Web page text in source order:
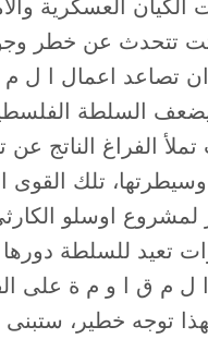
الكيان العسكرية
تتحدث عن خطر
تصاعد اعمال ا ل
السلطة
الفراغ الناتج عن
وسيطرتها، تلك القوى
لمشروع اوسلو
تعيد للسلطة
م ق ا و م ة على
توجه خطير، ستبنى